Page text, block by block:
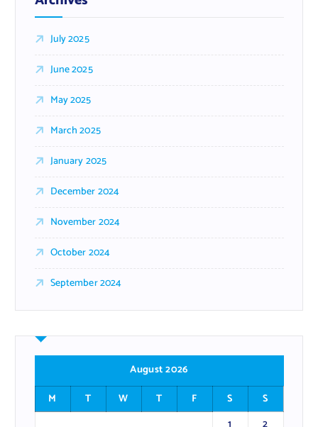
July 2025
June 2025
May 2025
March 2025
January 2025
December 2024
November 2024
October 2024
September 2024
August 2026
M
T W T F S
S